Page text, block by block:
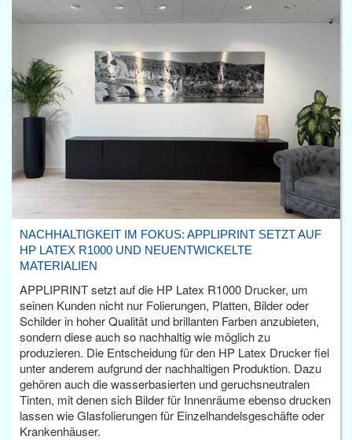
NACHHALTIGKEIT IM FOKUS: APPLIPRINT SETZT AUF
HP LATEX R1000 UND NEUENTWICKELTE
MATERIALIEN
APPLIPRINT setzt auf die HP Latex R1000 Drucker, um
seinen Kunden nicht nur Folierungen, Platten, Bilder oder
Schilder in hoher Qualität und brillanten Farben anzubieten,
sondern diese auch so nachhaltig wie möglich zu
produzieren. Die Entscheidung für den HP Latex Drucker fiel
unter anderem aufgrund der nachhaltigen Produktion. Dazu
gehören auch die wasserbasierten und geruchsneutralen
Tinten, mit denen sich Bilder für Innenräume ebenso drucken
lassen wie Glasfolierungen für Einzelhandelsgeschäfte oder
Krankenhäuser.